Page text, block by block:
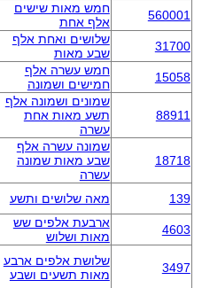
560001
חמש מאות שישים
אלף אחת
31700
שלושים ואחת אלף
שבע מאות
15058
חמש עשרה אלף
חמישים ושמונה
88911
שמונים ושמונה אלף
תשע מאות אחת
עשרה
18718
שמונה עשרה אלף
שבע מאות שמונה
עשרה
139 מאה שלושים ותשע
4603
ארבעת אלפים שש
מאות ושלוש
3497
שלושת אלפים ארבע
מאות תשעים ושבע